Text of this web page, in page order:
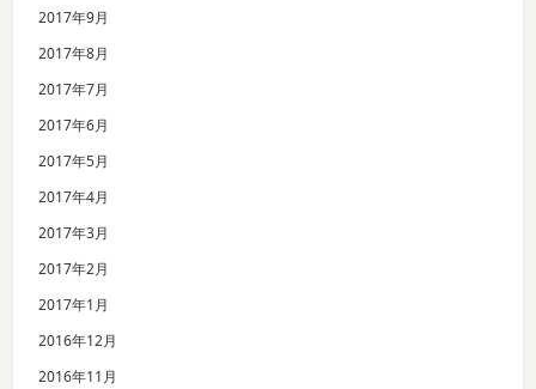
2017年9月
2017年8月
2017年7月
2017年6月
2017年5月
2017年4月
2017年3月
2017年2月
2017年1月
2016年12月
2016年11月